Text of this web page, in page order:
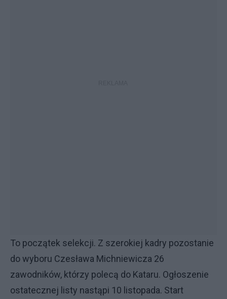
To początek selekcji. Z szerokiej kadry pozostanie
do wyboru Czesława Michniewicza 26
zawodników, którzy polecą do Kataru. Ogłoszenie
ostatecznej listy nastąpi 10 listopada. Start